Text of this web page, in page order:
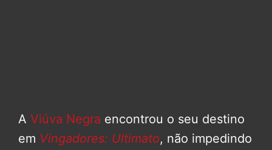
A Viúva Negra encontrou o seu destino
em Vingadores: Ultimato, não impedindo